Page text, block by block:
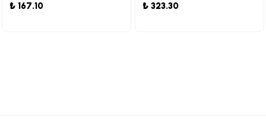
₺ 167.10 ₺ 323.30